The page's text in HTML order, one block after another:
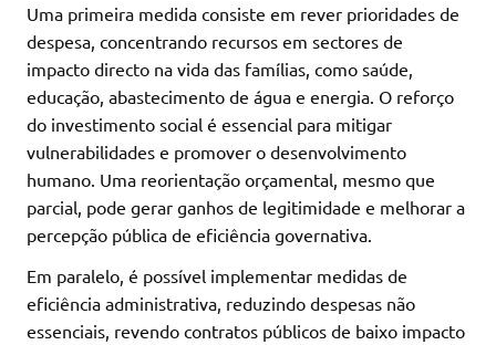
Uma primeira medida consiste em rever prioridades de
despesa, concentrando recursos em sectores de
impacto directo na vida das famílias, como saúde,
educação, abastecimento de água e energia. O reforço
do investimento social é essencial para mitigar
vulnerabilidades e promover o desenvolvimento
humano. Uma reorientação orçamental, mesmo que
parcial, pode gerar ganhos de legitimidade e melhorar a
percepção pública de eficiência governativa.
Em paralelo, é possível implementar medidas de
eficiência administrativa, reduzindo despesas não
essenciais, revendo contratos públicos de baixo impacto